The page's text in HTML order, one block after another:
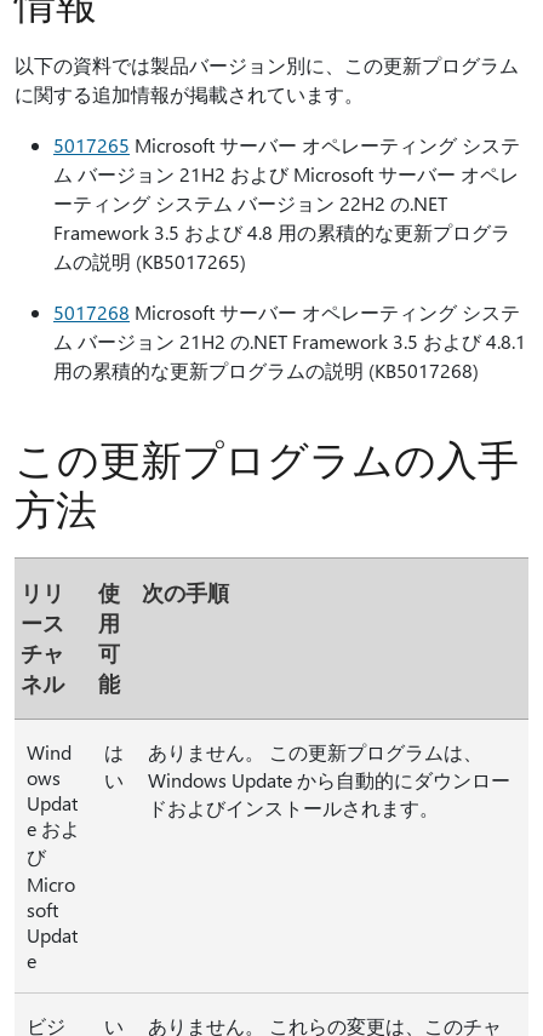
以下の資料では製品バージョン別に、この更新プログラム
に関する追加情報が掲載されています。
5017265 Microsoft サーバー オペレーティング システ
ム バージョン 21H2 および Microsoft サーバー オペレ
ーティング システム バージョン 22H2 の.NET
Framework 3.5 および 4.8 用の累積的な更新プログラ
ムの説明 (KB5017265)
5017268 Microsoft サーバー オペレーティング システ
ム バージョン 21H2 の.NET Framework 3.5 および 4.8.1
用の累積的な更新プログラムの説明 (KB5017268)
この更新プログラムの入手
方法
リリ
ース
チャ
ネル
使
用
可
能
次の手順
Wind
ows
Updat
e およ
び
Micro
soft
Updat
e
は
い
ありません。 この更新プログラムは、
Windows Update から自動的にダウンロー
ドおよびインストールされます。
ビジ い ありません。 これらの変更は、このチャ